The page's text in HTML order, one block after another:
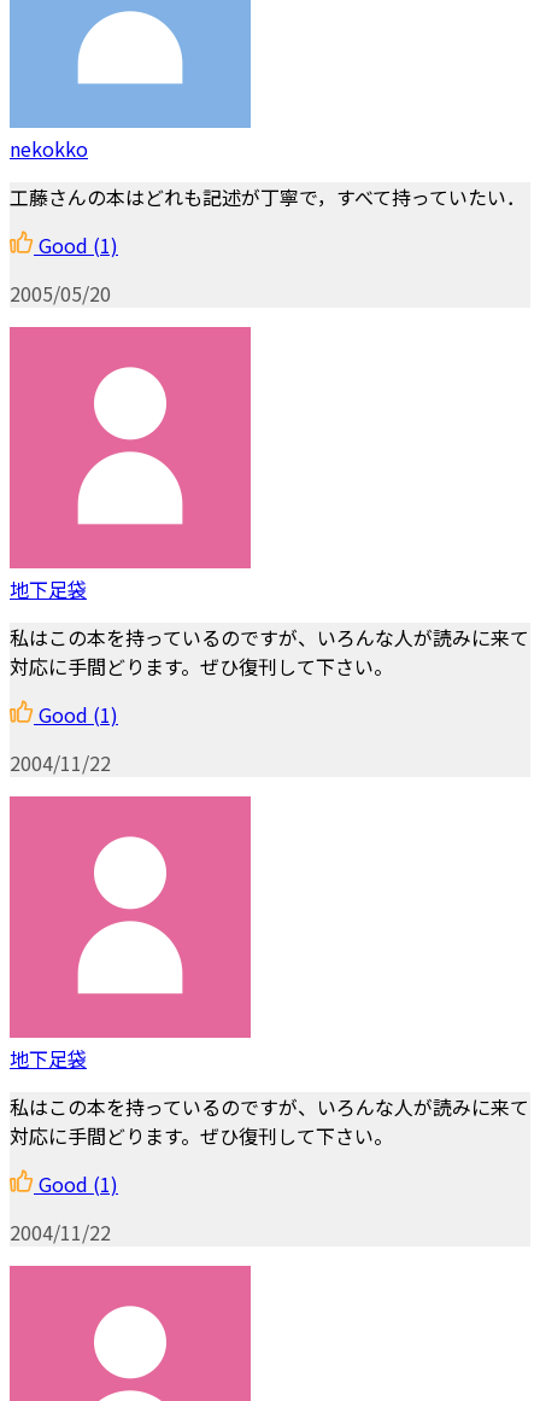
nekokko
工藤さんの本はどれも記述が丁寧で，すべて持っていたい．
Good (1)
2005/05/20
地下足袋
私はこの本を持っているのですが、いろんな人が読みに来て
対応に手間どります。ぜひ復刊して下さい。
Good (1)
2004/11/22
地下足袋
私はこの本を持っているのですが、いろんな人が読みに来て
対応に手間どります。ぜひ復刊して下さい。
Good (1)
2004/11/22